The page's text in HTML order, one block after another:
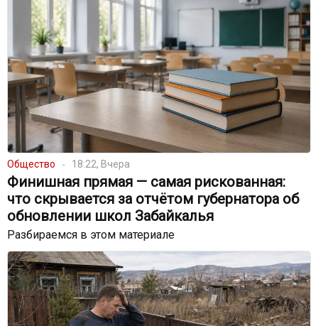
Общество 18:22, Вчера
Финишная прямая — самая рискованная:
что скрывается за отчётом губернатора об
обновлении школ Забайкалья
Разбираемся в этом материале